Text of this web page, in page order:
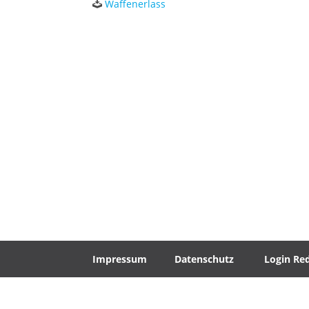
Waffenerlass
Impressum Datenschutz Login